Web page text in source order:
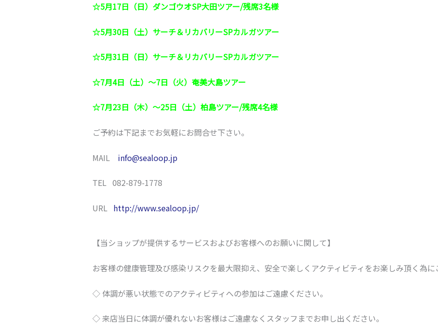
☆5月17日（日）ダンゴウオSP大田ツアー/残席3名様
☆5月30日（土）サーチ＆リカバリーSPカルガツアー
☆5月31日（日）サーチ＆リカバリーSPカルガツアー
☆7月4日（土）～7日（火）奄美大島ツアー
☆7月23日（木）～25日（土）柏島ツアー/残席4名様
ご予約は下記までお気軽にお問合せ下さい。
MAIL info@sealoop.jp
TEL 082-879-1778
URL http://www.sealoop.jp/
【当ショップが提供するサービスおよびお客様へのお願いに関して】
お客様の健康管理及び感染リスクを最大限抑え、安全で楽しくアクティビティをお楽しみ頂く為
◇ 体調が悪い状態でのアクティビティへの参加はご遠慮ください。
◇ 来店当日に体調が優れないお客様はご遠慮なくスタッフまでお申し出ください。